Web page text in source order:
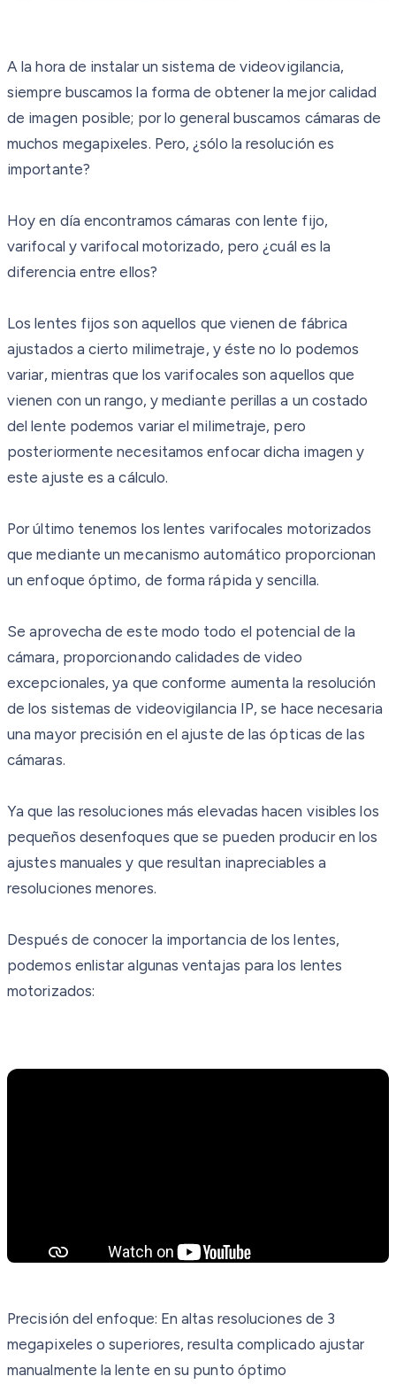
A la hora de instalar un sistema de videovigilancia,
siempre buscamos la forma de obtener la mejor calidad
de imagen posible; por lo general buscamos cámaras de
muchos megapixeles. Pero, ¿sólo la resolución es
importante?
Hoy en día encontramos cámaras con lente fijo,
varifocal y varifocal motorizado, pero ¿cuál es la
diferencia entre ellos?
Los lentes fijos son aquellos que vienen de fábrica
ajustados a cierto milimetraje, y éste no lo podemos
variar, mientras que los varifocales son aquellos que
vienen con un rango, y mediante perillas a un costado
del lente podemos variar el milimetraje, pero
posteriormente necesitamos enfocar dicha imagen y
este ajuste es a cálculo.
Por último tenemos los lentes varifocales motorizados
que mediante un mecanismo automático proporcionan
un enfoque óptimo, de forma rápida y sencilla.
Se aprovecha de este modo todo el potencial de la
cámara, proporcionando calidades de video
excepcionales, ya que conforme aumenta la resolución
de los sistemas de videovigilancia IP, se hace necesaria
una mayor precisión en el ajuste de las ópticas de las
cámaras.
Ya que las resoluciones más elevadas hacen visibles los
pequeños desenfoques que se pueden producir en los
ajustes manuales y que resultan inapreciables a
resoluciones menores.
Después de conocer la importancia de los lentes,
podemos enlistar algunas ventajas para los lentes
motorizados:
Precisión del enfoque: En altas resoluciones de 3
megapixeles o superiores, resulta complicado ajustar
manualmente la lente en su punto óptimo